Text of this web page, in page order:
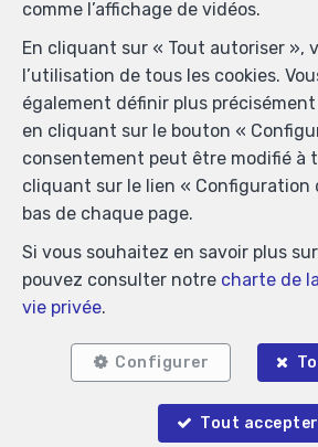
comme l’affichage de vidéos.
En cliquant sur « Tout autoriser »,
l’utilisation de tous les cookies.
également définir plus
en cliquant sur le bouton «
consentement peut être modifié à
cliquant sur le lien « Configuration
bas de chaque page.
Si vous souhaitez en savoir plus
pouvez consulter notre charte de
vie privée.
Configurer
Tout accepter
déontologique de l’
RC professionnelle et
SA, Place du Trône 1, 1000
730.390.160. Couverture valable
réalisées en
Charte de la protection de la
Configuration des
WEBULOUS.IMMO